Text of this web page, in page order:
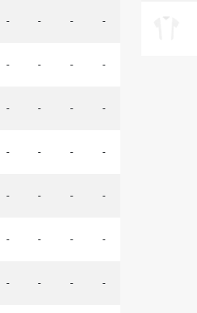
- - - -
- - - -
- - - -
- - - -
- - - -
- - - -
- - - -